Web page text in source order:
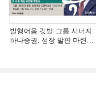
발행어음 깃발·그룹 시너지…
하나증권, 성장 발판 마련